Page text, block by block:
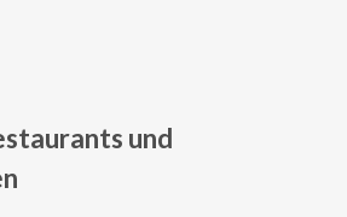
und